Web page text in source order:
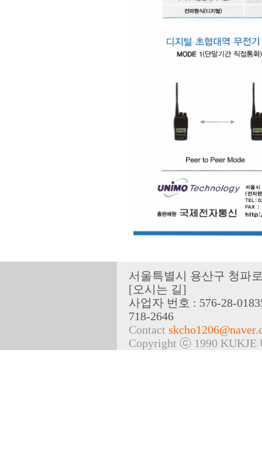
서울특별시 용산구 청파
[오시는 길]
사업자 번호 : 576-28-
718-2646
Contact
Copyright ⓒ 1990 KUKJE